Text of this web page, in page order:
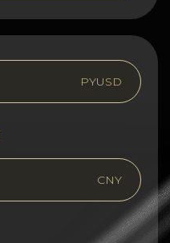
PYUSD
CNY